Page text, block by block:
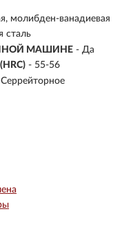
молибден-ванадиевая
сталь
МАШИНЕ - Да
- 55-56